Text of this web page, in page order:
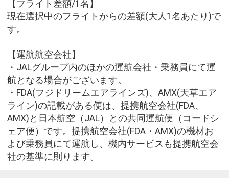
【フライト差額/1名】
現在選択中のフライトからの差額(大人1名あたり)で
す。
【運航航空会社】
・JALグループ内のほかの運航会社・乗務員にて運
航となる場合がございます。
・FDA(フジドリームエアラインズ)、AMX(天草エア
ライン)の記載がある便は、提携航空会社(FDA、
AMX)と日本航空（JAL）との共同運航便（コードシ
ェア便）です。提携航空会社(FDA・AMX)の機材お
よび乗務員にて運航し、機内サービスも提携航空会
社の基準に則ります。